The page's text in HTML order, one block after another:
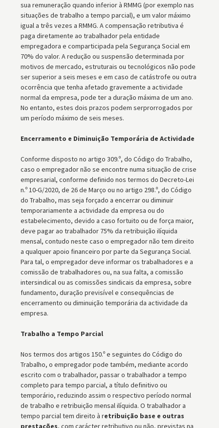
sua remuneração quando inferior à RMMG (por exemplo nas
situações de trabalho a tempo parcial), e um valor máximo
igual a três vezes a RMMG. A compensação retributiva é
paga diretamente ao trabalhador pela entidade
empregadora e comparticipada pela Segurança Social em
70% do valor. A redução ou suspensão determinada por
motivos de mercado, estruturais ou tecnológicos não pode
ser superior a seis meses e em caso de catástrofe ou outra
ocorrência que tenha afetado gravemente a actividade
normal da empresa, pode ter a duração máxima de um ano.
No entanto, estes dois prazos podem serprorrogados por
um período máximo de seis meses.
Encerramento e Diminuição Temporária de Actividade
Conforme disposto no artigo 309.º, do Código do Trabalho,
caso o empregador não se encontre numa situação de crise
empresarial, conforme definido nos termos do Decreto-Lei
n.º 10-G/2020, de 26 de Março ou no artigo 298.º, do Código
do Trabalho, mas seja forçado a encerrar ou diminuir
temporariamente a actividade da empresa ou do
estabelecimento, devido a caso fortuito ou de força maior,
deve pagar ao trabalhador 75% da retribuição ilíquida
mensal, contudo neste caso o empregador não tem direito
a qualquer apoio financeiro por parte da Segurança Social.
Para tal, o empregador deve informar os trabalhadores e a
comissão de trabalhadores ou, na sua falta, a comissão
intersindical ou as comissões sindicais da empresa, sobre
fundamento, duração previsível e consequências de
encerramento ou diminuição temporária da actividade da
empresa.
Trabalho a Tempo Parcial
Nos termos dos artigos 150.º e seguintes do Código do
Trabalho, o empregador pode também, mediante acordo
escrito com o trabalhador, passar o trabalhador a tempo
completo para tempo parcial, a título definitivo ou
temporário, reduzindo assim o respectivo período normal
de trabalho e retribuição mensal ilíquida. O trabalhador a
tempo parcial tem direito à retribuição base e outras
prestações, com carácter retributivo ou não, previstas na